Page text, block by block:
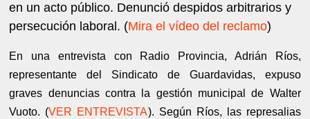
en un acto público. Denunció despidos arbitrarios y
persecución laboral. (Mira el vídeo del reclamo)
En una entrevista con Radio Provincia, Adrián Ríos,
representante del Sindicato de Guardavidas, expuso
graves denuncias contra la gestión municipal de Walter
Vuoto. (VER ENTREVISTA). Según Ríos, las represalias